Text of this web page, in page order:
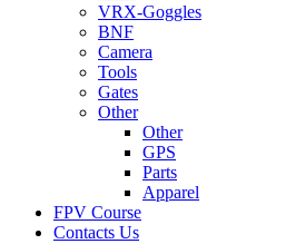
VRX-Goggles
BNF
Camera
Tools
Gates
Other
Other
GPS
Parts
Apparel
FPV Course
Contacts Us